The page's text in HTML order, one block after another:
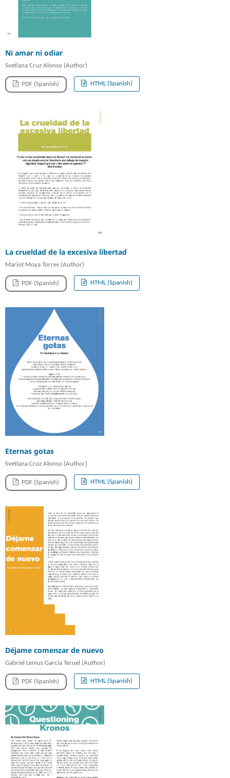
Ni amar ni odiar
Svetlana Cruz Alonso (Author)
PDF (Spanish) HTML (Spanish)
La crueldad de la excesiva libertad
Mariot Moya Torres (Author)
PDF (Spanish) HTML (Spanish)
Eternas gotas
Svetlana Cruz Alonso (Author)
PDF (Spanish) HTML (Spanish)
Déjame comenzar de nuevo
Gabriel Lemus García Teruel (Author)
PDF (Spanish) HTML (Spanish)